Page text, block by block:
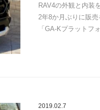
RAV4の外観と内装
2年8か月ぶりに販
「GA-Kプラットフ
2019.02.7